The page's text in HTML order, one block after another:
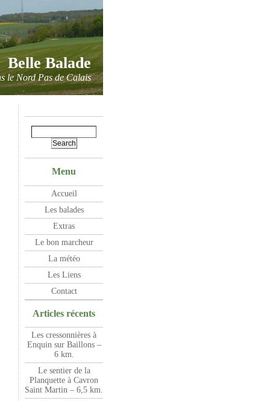
Belle Balade
le Nord Pas de Calais
Menu
Accueil
Les balades
Extras
Le bon marcheur
La météo
Les Liens
Contact
Articles récents
Les cressonnières à
Enquin sur Baillons –
6 km.
Le sentier de la
Planquette à Cavron
Saint Martin – 6,5 km.